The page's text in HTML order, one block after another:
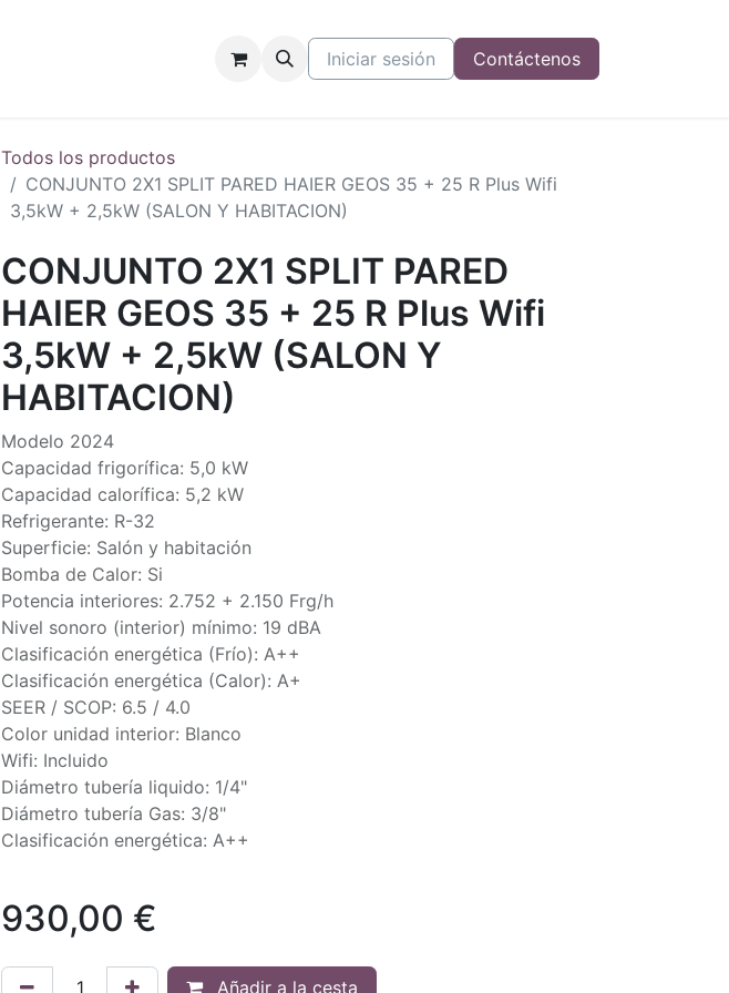
Iniciar sesión Contáctenos
Todos los productos
CONJUNTO 2X1 SPLIT PARED HAIER GEOS 35 + 25 R Plus Wifi
3,5kW + 2,5kW (SALON Y HABITACION)
CONJUNTO 2X1 SPLIT PARED
HAIER GEOS 35 + 25 R Plus Wifi
3,5kW + 2,5kW (SALON Y
HABITACION)
Modelo 2024
Capacidad frigorífica: 5,0 kW
Capacidad calorífica: 5,2 kW
Refrigerante: R-32
Superficie: Salón y habitación
Bomba de Calor: Si
Potencia interiores: 2.752 + 2.150 Frg/h
Nivel sonoro (interior) mínimo: 19 dBA
Clasificación energética (Frío): A++
Clasificación energética (Calor): A+
SEER / SCOP: 6.5 / 4.0
Color unidad interior: Blanco
Wifi: Incluido
Diámetro tubería liquido: 1/4"
Diámetro tubería Gas: 3/8"
Clasificación energética: A++
930,00 €
Añadir a la cesta